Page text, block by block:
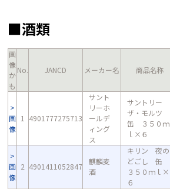
■酒類
画
像
か
も
No. JANCD メーカー名 商品名称
画
像
1 4901777275713
サント
リーホ
ールデ
ィング
ス
サントリー
ザ・モルツ
缶 ３５０ｍ
ｌ×６
画
像
2 4901411052847
麒麟麦
酒
キリン 夜の
どごし 缶
３５０ｍｌ×
６